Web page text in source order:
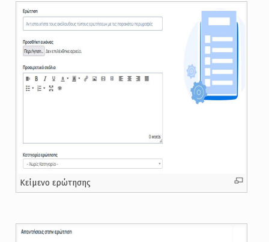
Κείμενο ερώτησης